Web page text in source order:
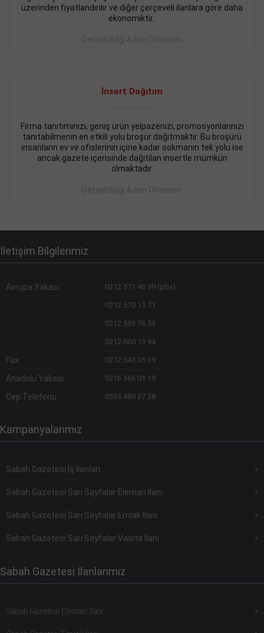
üzerinden fiyatlandırılır ve diğer çerçeveli ilanlara göre daha
ekonomiktir.
Detaylı Bilgi & İlan Örnekleri
İnsert Dağıtım
Firma tanıtımınızı, geniş ürün yelpazenizi, promosyonlarınızı
tanıtabilmenin en etkili yolu broşür dağıtmaktır. Bu broşürü
insanların ev ve ofislerinin içine kadar sokmanın tek yolu ise
ancak gazete içerisinde dağıtılan insertle mümkün
olmaktadır.
Detaylı Bilgi & İlan Örnekleri
İletişim Bilgilerimiz
Avrupa Yakası : 0212 571 46 99 (pbx)
: 0212 570 13 71
: 0212 583 76 53
: 0212 660 13 94
Fax : 0212 543 35 39
Anadolu Yakası : 0216 366 01 19
Cep Telefonu : 0533 489 27 38
Kampanyalarımız
Sabah Gazetesi İş İlanları
Sabah Gazetesi Sarı Sayfalar Eleman İlanı
Sabah Gazetesi Sarı Sayfalar Emlak İlanı
Sabah Gazetesi Sarı Sayfalar Vasıta İlanı
Sabah Gazetesi İlanlarımız
Sabah Gazetesi Eleman İlanı
BEYLİKDÜZÜ Kavaklıda 4 katlı bina
DEVREMÜLK KİRALIK İlanı- 11.09.2018
SİNYE Tekstile Şoförlüğü olan 35 yaşını aşmamış, Depo
elemanı alınacaktır. Osmanbey, Şişli
Devamını Gör